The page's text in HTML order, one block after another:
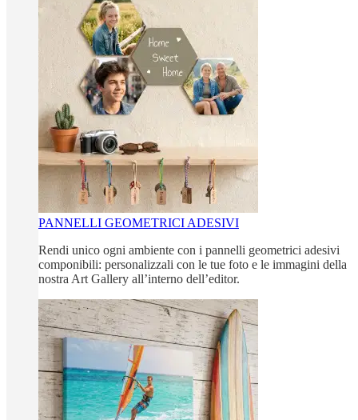
PANNELLI GEOMETRICI ADESIVI
Rendi unico ogni ambiente con i pannelli geometrici adesivi
componibili: personalizzali con le tue foto e le immagini della
nostra Art Gallery all’interno dell’editor.